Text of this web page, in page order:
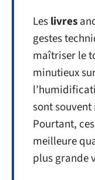
Leslivres
gestes
maîtriser le
minutieux
sont
Pourtant,
meilleure
plus grande